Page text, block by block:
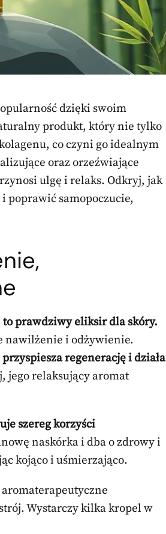
dzięki swoim
produkt, który nie tylko
co czyni go idealnym
oraz orzeźwiające
ulgę i relaks. Odkryj, jak
poprawić samopoczucie,
prawdziwy eliksir dla skóry.
nawilżenie i odżywienie.
regenerację i działa
jego relaksujący aromat
szereg korzyści
naskórka i dba o zdrowy i
kojąco i uśmierzająco.
aromaterapeutyczne
Wystarczy kilka kropel w